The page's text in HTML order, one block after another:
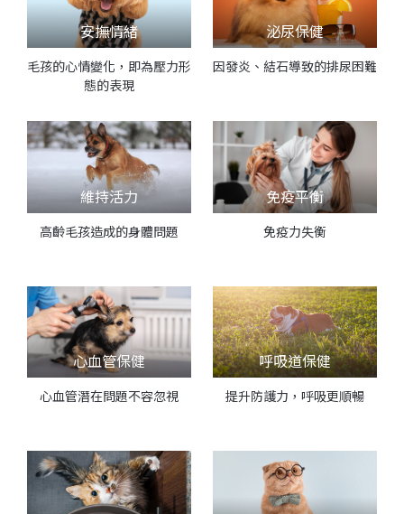
安撫情緒
毛孩的心情變化，即為壓力形
態的表現
泌尿保健
因發炎、結石導致的排尿困難
維持活力
高齡毛孩造成的身體問題
免疫平衡
免疫力失衡
心血管保健
心血管潛在問題不容忽視
呼吸道保健
提升防護力，呼吸更順暢